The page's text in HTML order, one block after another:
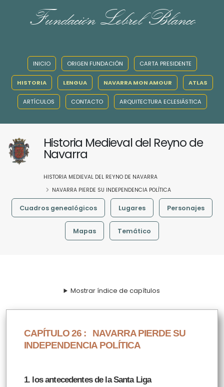
Fundación Lebrel Blanco
INICIO ORIGEN FUNDACIÓN CARTA PRESIDENTE
HISTORIA LENGUA NAVARRA MON AMOUR ATLAS
ARTÍCULOS CONTACTO ARQUITECTURA ECLESIÁSTICA
Historia Medieval del Reyno de
Navarra
HISTORIA MEDIEVAL DEL REYNO DE NAVARRA
NAVARRA PIERDE SU INDEPENDENCIA POLÍTICA
Cuadros genealógicos Lugares Personajes
Mapas Temático
Mostrar índice de capítulos
CAPÍTULO 26 : NAVARRA PIERDE SU
INDEPENDENCIA POLÍTICA
1. los antecedentes de la Santa Liga